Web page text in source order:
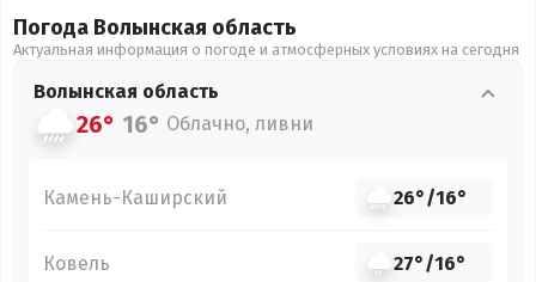
Погода Волынская область
Актуальная информация о погоде и атмосферных условиях на сегодня
Волынская область
26° 16° Облачно, ливни
Камень-Каширский 26°/16°
Ковель 27°/16°